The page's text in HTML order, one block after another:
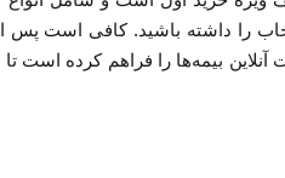
را داشته باشید. کافی است پس از
بیمه‌ها را فراهم کرده است